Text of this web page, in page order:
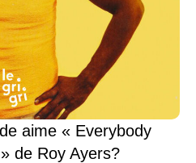
aime « Everybody
de Roy Ayers?